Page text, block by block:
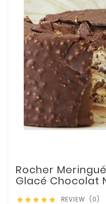
Rocher Meringué
Glacé Chocolat
     REVIEW (0)